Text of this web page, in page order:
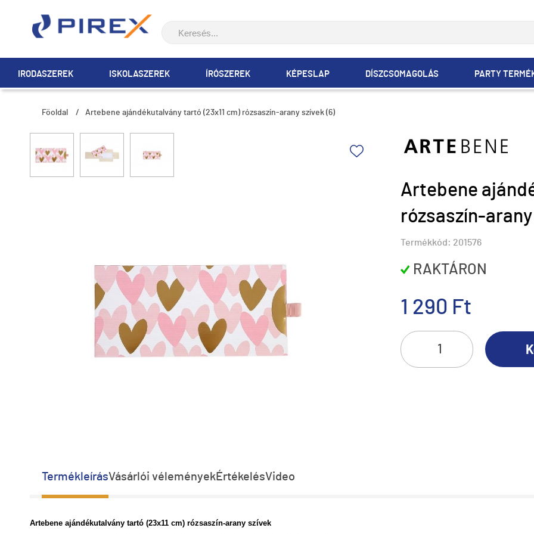
IRODASZEREK ISKOLASZEREK ÍRÓSZEREK KÉPESLAP DÍSZCSOMAGOLÁS PARTY
Főoldal / Artebene ajándékutalvány tartó (23x11 cm) rózsaszín-arany szívek (6)
Artebene
rózsaszín-
Termékkód: 201576
RAKTÁRON
1 290 Ft
TermékleírásVásárlói véleményekÉrtékelésVideo
Artebene ajándékutalvány tartó (23x11 cm) rózsaszín-arany szívek